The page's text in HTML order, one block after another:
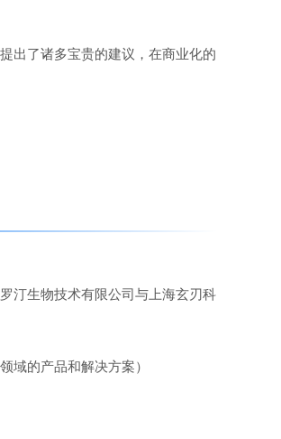
出了诸多宝贵的建议，在商业化的
汀生物技术有限公司与上海玄刃科
域的产品和解决⽅案）